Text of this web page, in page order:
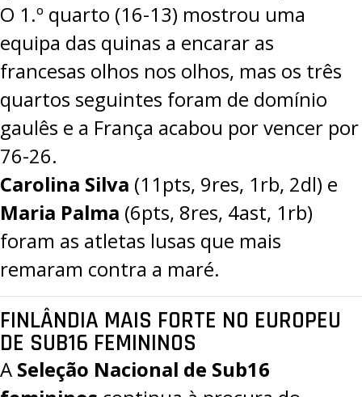
O 1.º quarto (16-13) mostrou uma
equipa das quinas a encarar as
francesas olhos nos olhos, mas os três
quartos seguintes foram de domínio
gaulês e a França acabou por vencer por
76-26.
Carolina Silva (11pts, 9res, 1rb, 2dl) e
Maria Palma (6pts, 8res, 4ast, 1rb)
foram as atletas lusas que mais
remaram contra a maré.
FINLÂNDIA MAIS FORTE NO EUROPEU
DE SUB16 FEMININOS
A Seleção Nacional de Sub16